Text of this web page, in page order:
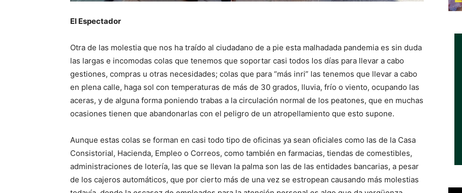
El Espectador
Otra de las molestia que nos ha traído al ciudadano de a pie esta malhadada pandemia es sin duda
las largas e incomodas colas que tenemos que soportar casi todos los días para llevar a cabo
gestiones, compras u otras necesidades; colas que para “más inri” las tenemos que llevar a cabo
en plena calle, haga sol con temperaturas de más de 30 grados, lluvia, frío o viento, ocupando las
aceras, y de alguna forma poniendo trabas a la circulación normal de los peatones, que en muchas
ocasiones tienen que abandonarlas con el peligro de un atropellamiento que esto supone.
Aunque estas colas se forman en casi todo tipo de oficinas ya sean oficiales como las de la Casa
Consistorial, Hacienda, Empleo o Correos, como también en farmacias, tiendas de comestibles,
administraciones de lotería, las que se llevan la palma son las de las entidades bancarias, a pesar
de los cajeros automáticos, que por cierto más de una vez se estropean causando más molestias